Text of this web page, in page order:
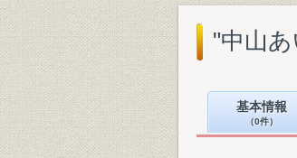
"中山
基本情報
（0件）